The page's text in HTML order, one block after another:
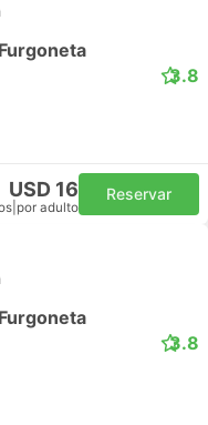
3.8
USD 16
por adulto
Reservar
3.8